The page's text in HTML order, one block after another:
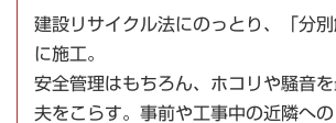
建設リサイクル法にのっとり、 「分
に施工。
安全管理はもちろん、ホコリや騒音
夫をこらす。事前や工事中の近隣へ